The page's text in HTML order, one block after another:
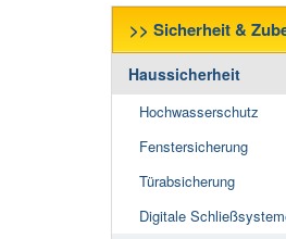
>> Sicherheit &
Haussicherheit
Hochwasserschutz
Fenstersicherung
Türabsicherung
Digitale